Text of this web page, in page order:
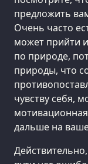
предложить
Очень часто
может прийти
по природе,
природы, что
чувству себя,
дальше на